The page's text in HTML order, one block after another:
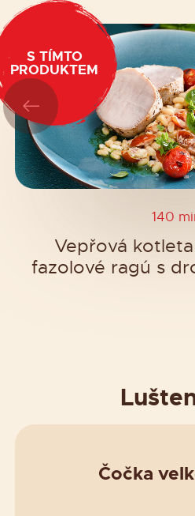
S TÍMTO
PRODUKTEM
140
Vepřová
fazolové ragú s
Čočka